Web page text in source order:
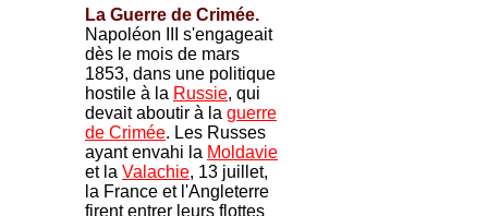
La Guerre de Crimée.
Napoléon III s'engageait
dès le mois de mars
1853, dans une politique
hostile à la Russie, qui
devait aboutir à la guerre
de Crimée. Les Russes
ayant envahi la Moldavie
et la Valachie, 13 juillet,
la France et l'Angleterre
firent entrer leurs flottes